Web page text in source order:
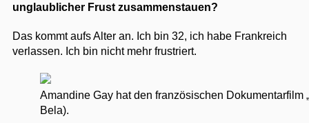
unglaublicher Frust zusammenstauen?
Das kommt aufs Alter an. Ich bin 32, ich habe Frankreich
verlassen. Ich bin nicht mehr frustriert.
Amandine Gay hat den französischen Dokumentarfilm
Bela).